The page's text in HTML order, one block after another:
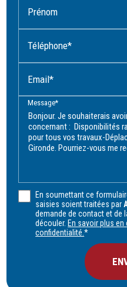
Prénom
Téléphone*
Email*
Message*
En soumettant ce
saisies soient traitées par
demande de contact et de
découler. En savoir plus
confidentialité.*